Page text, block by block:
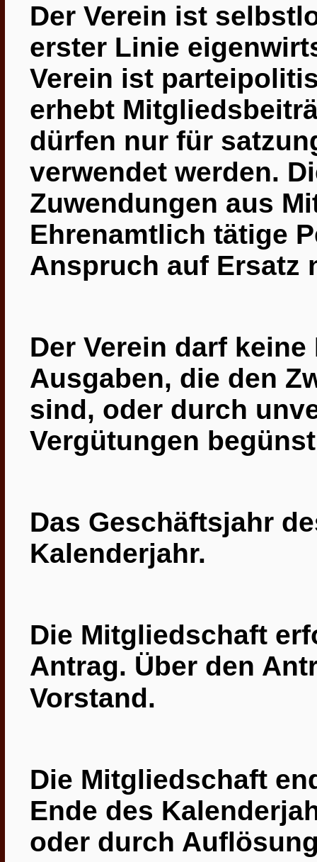
Der Verein ist
erster Linie
Verein ist
erhebt
dürfen nur für
verwendet werden.
Zuwendungen aus
Ehrenamtlich tätige
Anspruch auf Ersatz
Der Verein darf
Ausgaben, die den
sind, oder durch
Vergütungen
Das Geschäftsjahr
Kalenderjahr.
Die Mitgliedschaft
Antrag. Über den
Vorstand.
Die Mitgliedschaft
Ende des
oder durch